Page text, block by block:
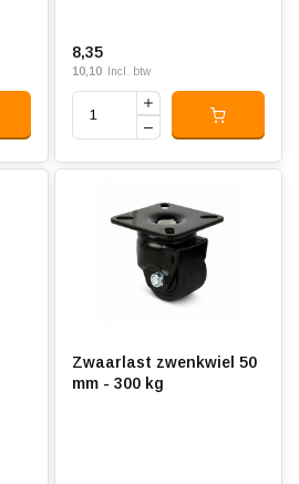
8,35
10,10 Incl. btw
Zwaarlast zwenkwiel 50
mm - 300 kg